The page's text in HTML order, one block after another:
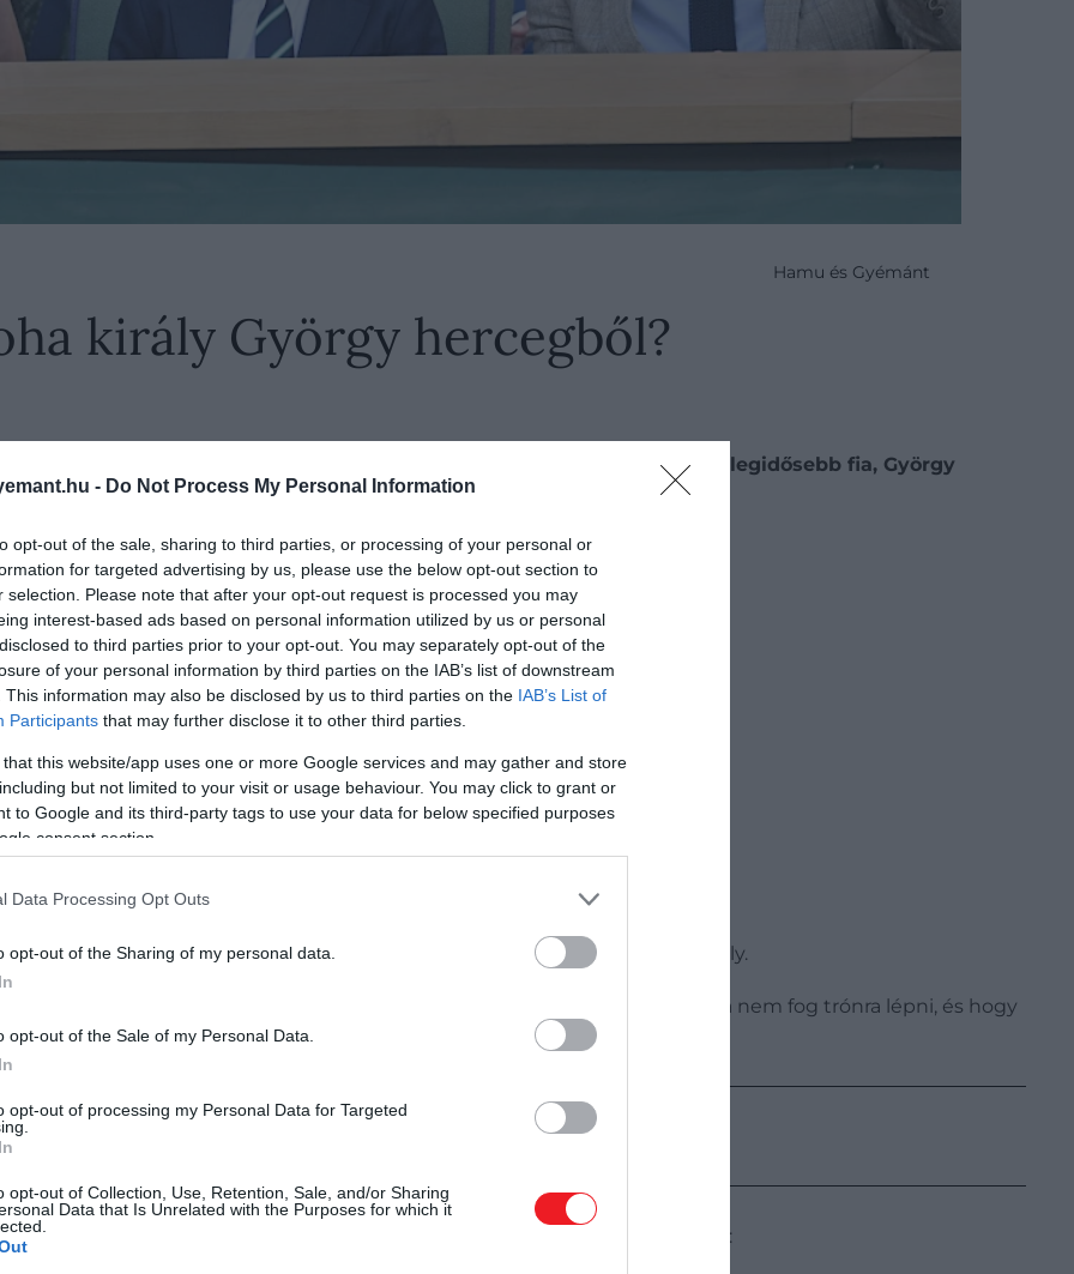
- Do Not Process My Personal Information
opt-out of the sale, sharing to third parties, or processing of your personal or
for targeted advertising by us, please use the below opt-out section to
selection. Please note that after your opt-out request is processed you may
interest-based ads based on personal information utilized by us or personal
to third parties prior to your opt-out. You may separately opt-out of the
of your personal information by third parties on the IAB’s list of downstream
This information may also be disclosed by us to third parties on the IAB’s List of
Participants that may further disclose it to other third parties.
that this website/app uses one or more Google services and may gather and store
but not limited to your visit or usage behaviour. You may click to grant or
to Google and its third-party tags to use your data for below specified purposes
consent section.
Data Processing Opt Outs
opt-out of the Sharing of my personal data.
opt-out of the Sale of my Personal Data.
opt-out of processing my Personal Data for Targeted
opt-out of Collection, Use, Retention, Sale, and/or Sharing
Data that Is Unrelated with the Purposes for which it
Hamu és Gyémánt
király György hercegből?
azt is jelentik, hogy Vilmos herceg lett az első a öröklési rangsorban, legidősebb fia, György
oldalunkat preferált forrásként a Google Keresőben
uralkodni, egy szakértő arról beszélt, hogy Vilmos lehet az utolsó brit király.
lapnak adott interjújában azt mondta, hogy szerinte György herceg soha nem fog trónra lépni, és hogy
boldog György herceg legújabb hobbiját illetően
után Vilmost koronázzák majd uralkodóvá – de a sor ezzel véget is ér: